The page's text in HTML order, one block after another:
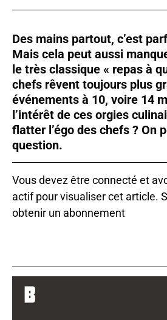
Des mains partout, c’est
Mais cela peut aussi
le très classique « repas à
chefs rêvent toujours plus
événements à 10, voire 14
l’intérêt de ces orgies
flatter l’égo des chefs ? On
question.
Vous devez être connecté et
actif pour visualiser cet article.
obtenir un abonnement